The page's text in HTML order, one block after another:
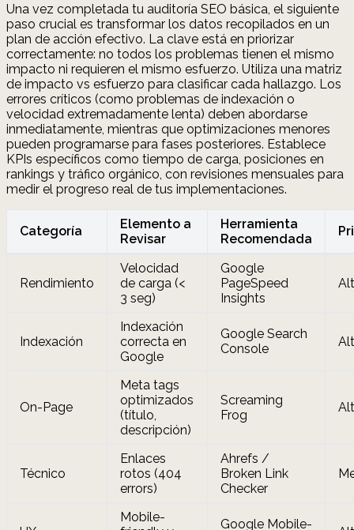
Una vez completada tu auditoría SEO básica, el siguiente
paso crucial es transformar los datos recopilados en un
plan de acción efectivo. La clave está en priorizar
correctamente: no todos los problemas tienen el mismo
impacto ni requieren el mismo esfuerzo. Utiliza una matriz
de impacto vs esfuerzo para clasificar cada hallazgo. Los
errores críticos (como problemas de indexación o
velocidad extremadamente lenta) deben abordarse
inmediatamente, mientras que optimizaciones menores
pueden programarse para fases posteriores. Establece
KPIs específicos como tiempo de carga, posiciones en
rankings y tráfico orgánico, con revisiones mensuales para
medir el progreso real de tus implementaciones.
Categoría
Elemento a
Revisar
Herramienta
Recomendada
Rendimiento
Velocidad
de carga (<
3 seg)
Google
PageSpeed
Insights
Indexación
Indexación
correcta en
Google
Google Search
Console
On-Page
Meta tags
optimizados
(título,
descripción)
Screaming
Frog
Técnico
Enlaces
rotos (404
errors)
Ahrefs /
Broken Link
Checker
Mobile-
Google Mobile-